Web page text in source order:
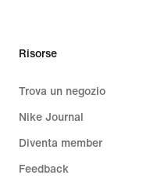
Risorse
Trova un negozio
Nike Journal
Diventa member
Feedback